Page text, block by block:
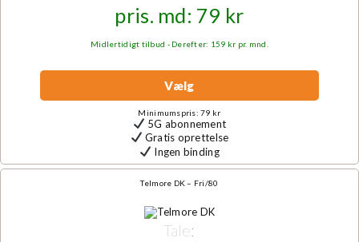
pris. md: 79 kr
Midlertidigt tilbud - Derefter: 159 kr pr. mnd.
Vælg
Minimumspris: 79 kr
5G abonnement
Gratis oprettelse
Ingen binding
Telmore DK – Fri/80
Tale: